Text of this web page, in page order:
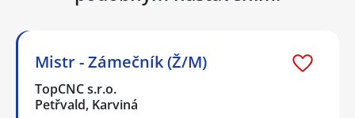
Mistr - Zámečník (Ž/M)
TopCNC s.r.o.
Petřvald, Karviná